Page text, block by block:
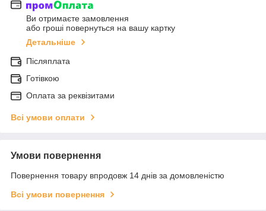
Ви отримаєте замовлення
або гроші повернуться на вашу картку
Детальніше
Післяплата
Готівкою
Оплата за реквізитами
Всі умови оплати
Умови повернення
Повернення товару впродовж 14 днів за домовленістю
Всі умови повернення